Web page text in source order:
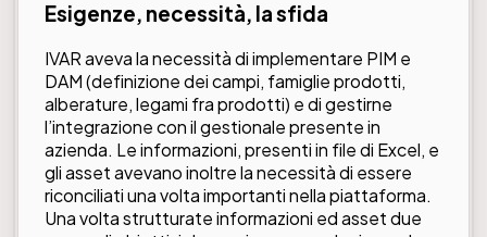
Esigenze, necessità, la sfida
IVAR aveva la necessità di implementare PIM e
DAM (definizione dei campi, famiglie prodotti,
alberature, legami fra prodotti) e di gestirne
l’integrazione con il gestionale presente in
azienda. Le informazioni, presenti in file di Excel, e
gli asset avevano inoltre la necessità di essere
riconciliati una volta importanti nella piattaforma.
Una volta strutturate informazioni ed asset due